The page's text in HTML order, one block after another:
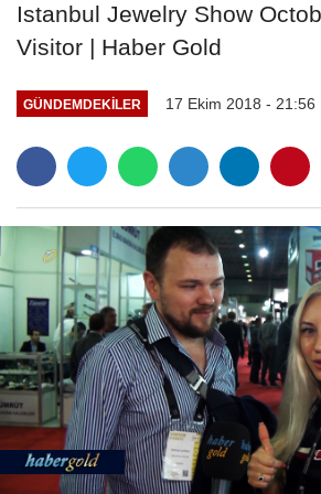
Istanbul Jewelry Show
Visitor | Haber Gold
GÜNDEMDEKILER 17 Ekim 2018 - 21:56